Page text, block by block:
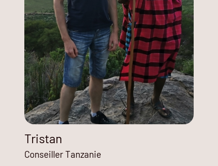
Tristan
Conseiller Tanzanie